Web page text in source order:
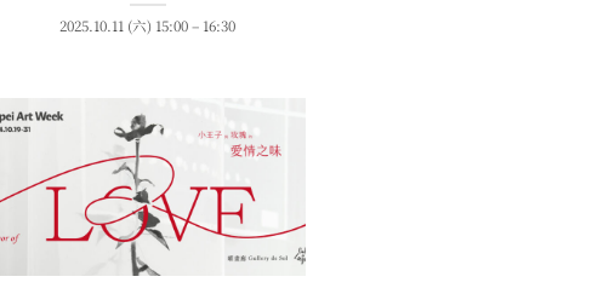
2025.10.11 (六) 15:00 – 16:30